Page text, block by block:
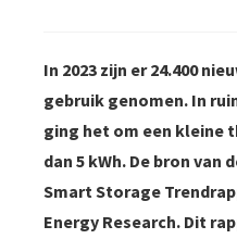
In 2023 zijn er 24.400
gebruik genomen. In
ging het om een kleine
dan 5 kWh. De bron
Smart Storage
Energy Research. Dit